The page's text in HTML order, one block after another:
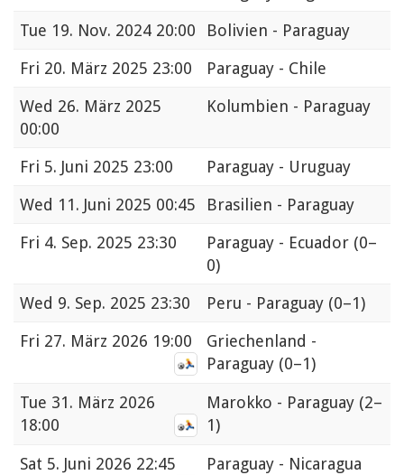
Tue 19. Nov. 2024 20:00
Bolivien - Paraguay
Fri 20. März 2025 23:00
Paraguay - Chile
Wed 26. März 2025
00:00
Kolumbien - Paraguay
Fri 5. Juni 2025 23:00
Paraguay - Uruguay
Wed 11. Juni 2025 00:45
Brasilien - Paraguay
Fri 4. Sep. 2025 23:30 Paraguay - Ecuador (0–
0)
Wed 9. Sep. 2025 23:30 Peru - Paraguay (0–1)
Fri 27. März 2026 19:00
Griechenland -
Paraguay (0–1)
Tue 31. März 2026
18:00
Marokko - Paraguay (2–
1)
Sat 5. Juni 2026 22:45
Paraguay - Nicaragua